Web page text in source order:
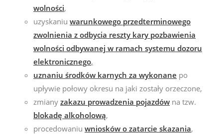
wolności,
uzyskaniu warunkowego przedterminowego
zwolnienia z odbycia reszty kary pozbawienia
wolności odbywanej w ramach systemu dozoru
elektronicznego,
uznaniu środków karnych za wykonane po
upływie połowy okresu na jaki zostały orzeczone,
zmiany zakazu prowadzenia pojazdów na tzw.
blokadę alkoholową,
procedowaniu wniosków o zatarcie skazania,